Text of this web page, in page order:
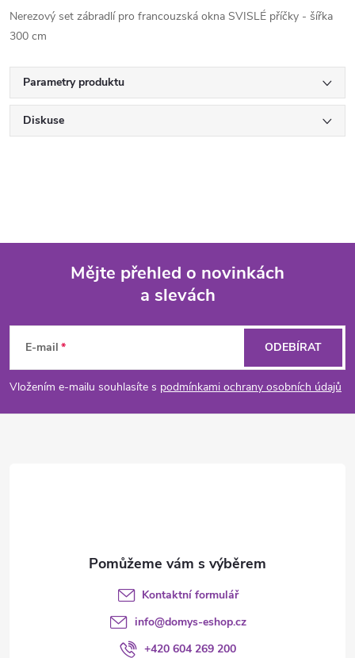
Nerezový set zábradlí pro francouzská okna SVISLÉ příčky - šířka
300 cm
Parametry produktu
Diskuse
p
a
Mějte přehled o novinkách
a slevách
E-mail
Vložením e-mailu souhlasíte s podmínkami ochrany osobních údajů
ODEBÍRAT
Kontaktní formulář
info@domys-eshop.cz
+420 604 269 200